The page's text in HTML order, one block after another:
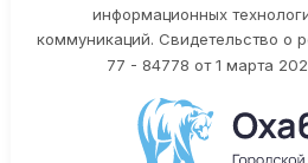
информационных
коммуникаций. Свидетельство о
77 - 84778 от 1 марта